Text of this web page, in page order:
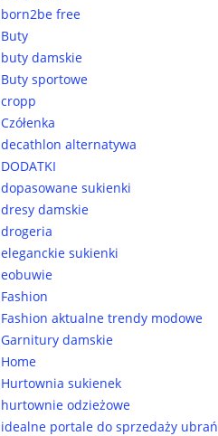
born2be free
Buty
buty damskie
Buty sportowe
cropp
Czółenka
decathlon alternatywa
DODATKI
dopasowane sukienki
dresy damskie
drogeria
eleganckie sukienki
eobuwie
Fashion
Fashion aktualne trendy modowe
Garnitury damskie
Home
Hurtownia sukienek
hurtownie odzieżowe
idealne portale do sprzedaży ubrań